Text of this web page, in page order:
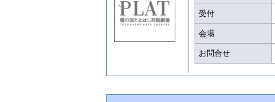
受付
会場
お問合せ